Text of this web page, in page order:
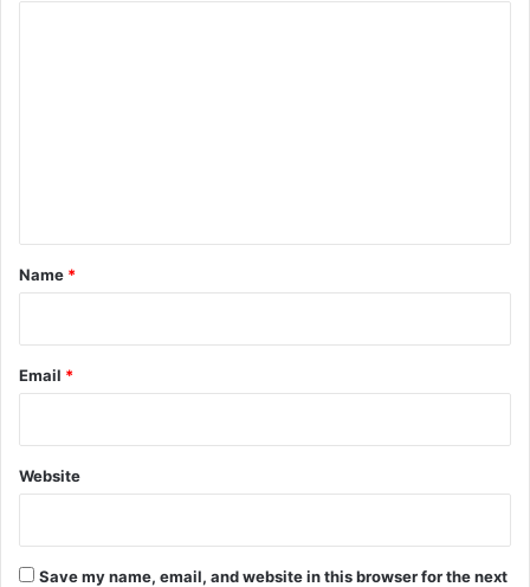
*
Name *
Email *
Website
Save my name, email, and website in this browser for the next